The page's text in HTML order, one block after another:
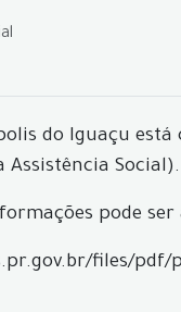
do Iguaçu
Assistência Social).
pode ser
files/pdf/